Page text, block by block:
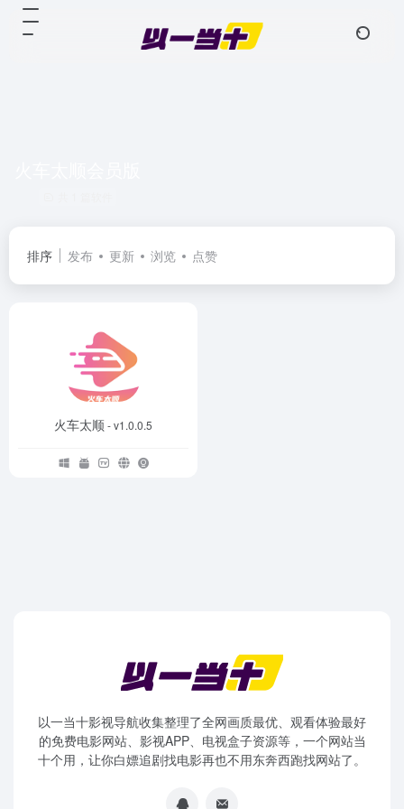
排序 发布 更新 浏览 点赞
火车太顺- v1.0.0.5
以一当十影视导航收集整理了全网画质最优、观看体验最好
的免费电影网站、影视APP、电视盒子资源等，一个网站当
十个用，让你白嫖追剧找电影再也不用东奔西跑找网站了。